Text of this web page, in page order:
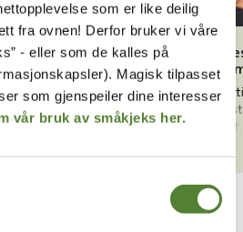
som er like deilig
fra ovnen! Derfor bruker vi våre
- eller som de kalles på
Magisk tilpasset
som gjenspeiler dine interesser
vår bruk av småkjeks her.
trikken
til å synge, og
på Linje 1.
Ta turen
på torvet.